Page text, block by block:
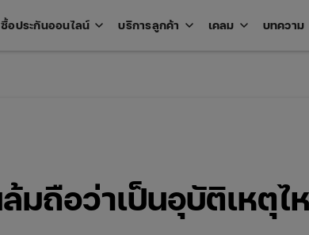
ซื้อประกันออนไลน์ keyboard_arrow_down Open
บริการลูกค้า keyboard_arrow_down Open
เคลม keyboard_arrow_down Open
บทความ
มถือว่าเป็นอุบัติเหตุไ